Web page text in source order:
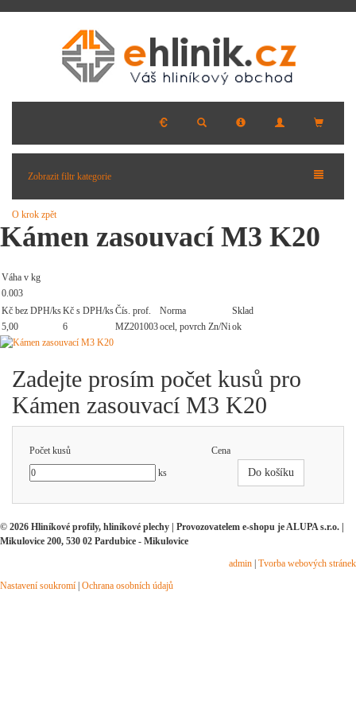
Zobrazit filtr kategorie
O krok zpět
Kámen zasouvací M3 K20
Váha v kg
0.003
Kč bez DPH/ksKč s DPH/ksČís. prof. Norma
Sklad
5,00
6 MZ201003ocel, povrch Zn/Niok
Zadejte prosím počet kusů pro
Kámen zasouvací M3 K20
Počet kusů
Cena
ks
Do košíku
© 2026 Hliníkové profily, hliníkové plechy | Provozovatelem e-shopu je ALUPA s.r.o. |
Mikulovice 200, 530 02 Pardubice - Mikulovice
admin Tvorba webových stránek
Nastavení soukromí Ochrana osobních údajů